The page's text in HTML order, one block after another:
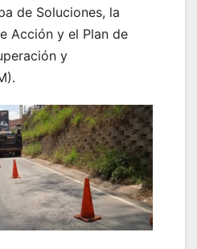
de Soluciones, la
Acción y el Plan de
y